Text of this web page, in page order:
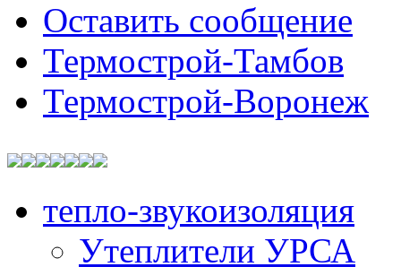
Оставить сообщение
Термострой-Тамбов
Термострой-Воронеж
тепло-звукоизоляция
Утеплители УРСА